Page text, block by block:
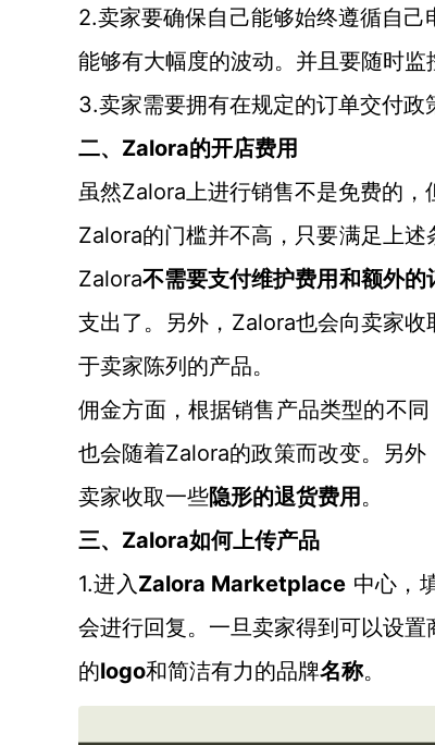
2.卖家要确保自己能够始终遵循自
能够有大幅度的波动。并且要随时
3.卖家需要拥有在规定的订单交付政
二、 Zalora的开店费用
虽然Zalora上进行销售不是免费的，
Zalora的门槛并不高，只要满足上
Zalora不需要支付维护费用和额外的
支出了。另外， Zalora也会向卖家收
于卖家陈列的产品。
佣金方面，根据销售产品类型的不同
也会随着Zalora的政策而改变。另
卖家收取一些隐形的退货费用 。
三、 Zalora如何上传产品
1.进入 Zalora Marketplace 中心，
会进行回复。一旦卖家得到可以设
的logo和简洁有力的品牌名称。